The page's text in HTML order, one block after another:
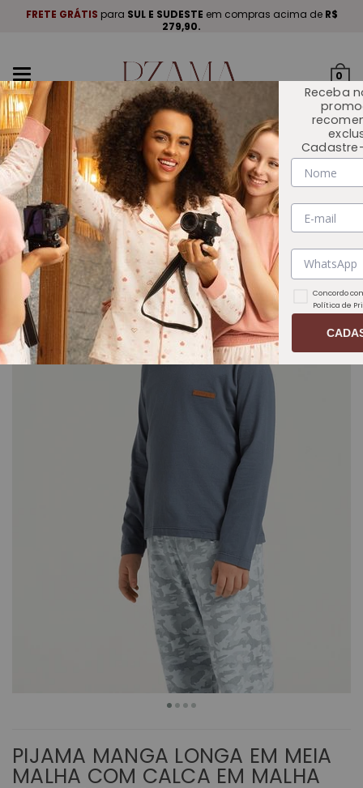
FRETE GRÁTIS para SUL E SUDESTE em compras acima de R$
279,90.
navegação
0
INÍCIO OUTLET 🏷️
PIJAMA MANGA LONGA EM MEIA
MALHA COM CALCA EM MALHA
Receba
Concordo
Política de